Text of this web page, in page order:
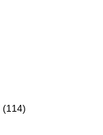
(114)